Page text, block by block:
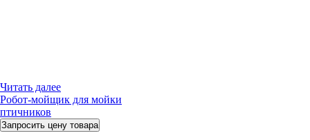
Читать далее
Робот-мойщик для мойки
птичников
Запросить цену товара